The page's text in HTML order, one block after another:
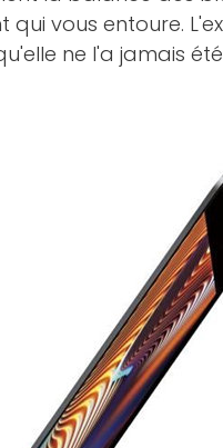
qui vous entoure.
ne l'a jamais